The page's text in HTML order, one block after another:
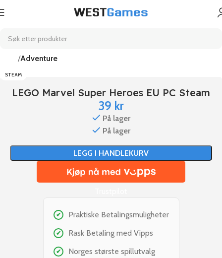
Adventure
STEAM
LEGO Marvel Super Heroes EU PC Steam
39 kr
På lager
På lager
LEGG I HANDLEKURV
✔ Praktiske Betalingsmuligheter
✔ Rask Betaling med Vipps
✔ Norges største spillutvalg